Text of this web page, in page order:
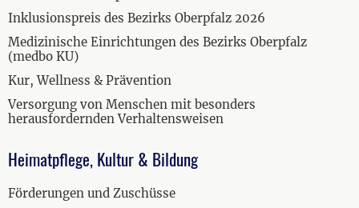
Inklusionspreis des Bezirks Oberpfalz 2026
Medizinische Einrichtungen des Bezirks Oberpfalz
(medbo KU)
Kur, Wellness & Prävention
Versorgung von Menschen mit besonders
herausfordernden Verhaltensweisen
Heimatpflege, Kultur & Bildung
Förderungen und Zuschüsse